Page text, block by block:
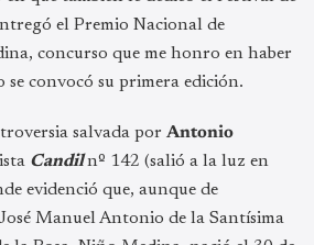
el Premio Nacional de
concurso que me honro en haber
se convocó su primera edición.
salvada por Antonio
Candilnº 142 (salió a la luz en
evidenció que, aunque de
Manuel Antonio de la Santísima